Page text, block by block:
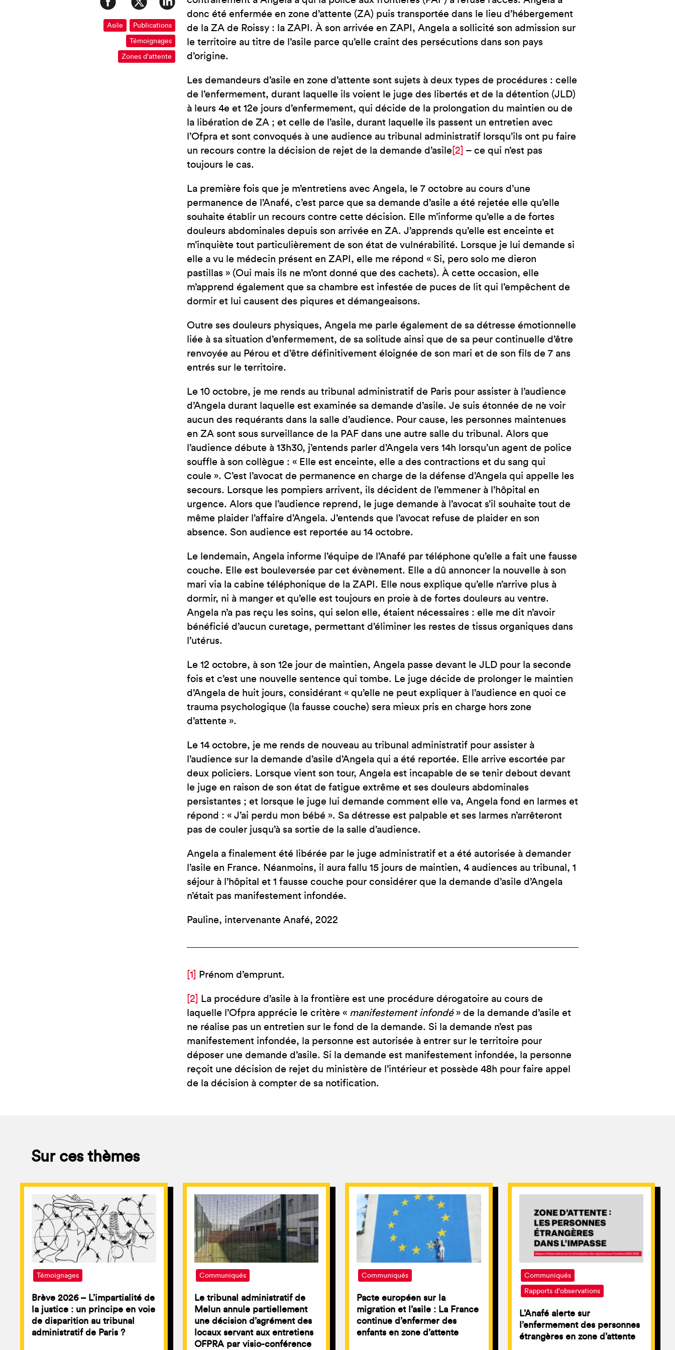
JE SUIS EN FRANCE
Asile Publications
Témoignages
Zones d'attente
donc été enfermée en zone d’attente (ZA) puis transportée dans le lieu d’hébergement
de la ZA de Roissy : la ZAPI. À son arrivée en ZAPI, Angela a sollicité son admission sur
le territoire au titre de l’asile parce qu’elle craint des persécutions dans son pays
d’origine.
Les demandeurs d’asile en zone d’attente sont sujets à deux types de procédures : celle
de l’enfermement, durant laquelle ils voient le juge des libertés et de la détention (JLD)
à leurs 4e et 12e jours d’enfermement, qui décide de la prolongation du maintien ou de
la libération de ZA ; et celle de l’asile, durant laquelle ils passent un entretien avec
l’Ofpra et sont convoqués à une audience au tribunal administratif lorsqu’ils ont pu faire
un recours contre la décision de rejet de la demande d’asile [2] – ce qui n’est pas
toujours le cas.
La première fois que je m’entretiens avec Angela, le 7 octobre au cours d’une
permanence de l’Anafé, c’est parce que sa demande d’asile a été rejetée elle qu’elle
souhaite établir un recours contre cette décision. Elle m’informe qu’elle a de fortes
douleurs abdominales depuis son arrivée en ZA. J’apprends qu’elle est enceinte et
m’inquiète tout particulièrement de son état de vulnérabilité. Lorsque je lui demande si
elle a vu le médecin présent en ZAPI, elle me répond « Si, pero solo me dieron
pastillas » (Oui mais ils ne m’ont donné que des cachets). À cette occasion, elle
m’apprend également que sa chambre est infestée de puces de lit qui l’empêchent de
dormir et lui causent des piqures et démangeaisons.
Outre ses douleurs physiques, Angela me parle également de sa détresse émotionnelle
liée à sa situation d’enfermement, de sa solitude ainsi que de sa peur continuelle d’être
renvoyée au Pérou et d’être définitivement éloignée de son mari et de son fils de 7 ans
entrés sur le territoire.
Le 10 octobre, je me rends au tribunal administratif de Paris pour assister à l’audience
d’Angela durant laquelle est examinée sa demande d’asile. Je suis étonnée de ne voir
aucun des requérants dans la salle d’audience. Pour cause, les personnes maintenues
en ZA sont sous surveillance de la PAF dans une autre salle du tribunal. Alors que
l’audience débute à 13h30, j’entends parler d’Angela vers 14h lorsqu’un agent de police
souffle à son collègue : « Elle est enceinte, elle a des contractions et du sang qui
coule ». C’est l’avocat de permanence en charge de la défense d’Angela qui appelle les
secours. Lorsque les pompiers arrivent, ils décident de l’emmener à l’hôpital en
urgence. Alors que l’audience reprend, le juge demande à l’avocat s’il souhaite tout de
même plaider l’affaire d’Angela. J’entends que l’avocat refuse de plaider en son
absence. Son audience est reportée au 14 octobre.
Le lendemain, Angela informe l’équipe de l’Anafé par téléphone qu’elle a fait une fausse
couche. Elle est bouleversée par cet évènement. Elle a dû annoncer la nouvelle à son
mari via la cabine téléphonique de la ZAPI. Elle nous explique qu’elle n’arrive plus à
dormir, ni à manger et qu’elle est toujours en proie à de fortes douleurs au ventre.
Angela n’a pas reçu les soins, qui selon elle, étaient nécessaires : elle me dit n’avoir
bénéficié d’aucun curetage, permettant d’éliminer les restes de tissus organiques dans
l’utérus.
Le 12 octobre, à son 12e jour de maintien, Angela passe devant le JLD pour la seconde
fois et c’est une nouvelle sentence qui tombe. Le juge décide de prolonger le maintien
d’Angela de huit jours, considérant « qu’elle ne peut expliquer à l’audience en quoi ce
trauma psychologique (la fausse couche) sera mieux pris en charge hors zone
d’attente ».
Le 14 octobre, je me rends de nouveau au tribunal administratif pour assister à
l’audience sur la demande d’asile d’Angela qui a été reportée. Elle arrive escortée par
deux policiers. Lorsque vient son tour, Angela est incapable de se tenir debout devant
le juge en raison de son état de fatigue extrême et ses douleurs abdominales
persistantes ; et lorsque le juge lui demande comment elle va, Angela fond en larmes et
répond : « J’ai perdu mon bébé ». Sa détresse est palpable et ses larmes n’arrêteront
pas de couler jusqu’à sa sortie de la salle d’audience.
Angela a finalement été libérée par le juge administratif et a été autorisée à demander
l’asile en France. Néanmoins, il aura fallu 15 jours de maintien, 4 audiences au tribunal, 1
séjour à l’hôpital et 1 fausse couche pour considérer que la demande d’asile d’Angela
n’était pas manifestement infondée.
Pauline, intervenante Anafé, 2022
[1] Prénom d’emprunt.
[2]
La procédure d’asile à la frontière est une procédure dérogatoire au cours de
laquelle l’Ofpra apprécie le critère « manifestement infondé» de la demande d’asile et
ne réalise pas un entretien sur le fond de la demande. Si la demande n’est pas
manifestement infondée, la personne est autorisée à entrer sur le territoire pour
déposer une demande d’asile. Si la demande est manifestement infondée, la personne
reçoit une décision de rejet du ministère de l’intérieur et possède 48h pour faire appel
de la décision à compter de sa notification.
Sur ces thèmes
Témoignages
Brève 2026 – L’impartialité de
la justice : un principe en voie
de disparition au tribunal
administratif de Paris ?
Communiqués
Le tribunal administratif de
Melun annule partiellement
une décision d’agrément des
locaux servant aux entretiens
OFPRA par visio-conférence
Communiqués
Pacte européen sur la
migration et l’asile : La France
continue d’enfermer des
enfants en zone d’attente
Communiqués
Rapports d'observations
L’Anafé alerte sur
l’enfermement des personnes
étrangères en zone d’attente